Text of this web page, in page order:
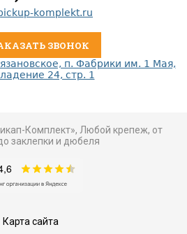
komplekt.ru
ЗВОНОК
п. Фабрики им. 1 Мая,
24, стр. 1
Комплект», Любой крепеж, от
заклепки и дюбеля
Карта сайта